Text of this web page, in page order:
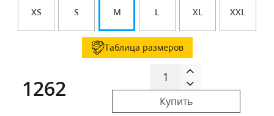
XS S M L XL XXL
Таблица размеров
1262 Купить